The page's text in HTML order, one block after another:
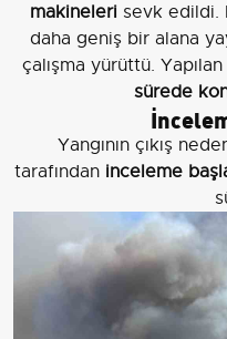
makineleri sevk edildi.
daha geniş bir alana
çalışma yürüttü.
sürede
Yangının çıkış
tarafından inceleme